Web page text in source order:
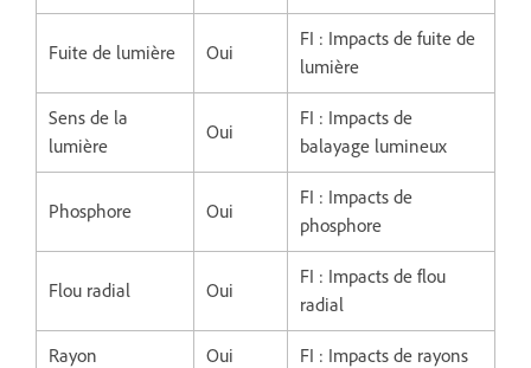
Fuite de lumière Oui
FI : Impacts de fuite de
lumière
Sens de la
lumière
Oui
FI : Impacts de
balayage lumineux
Phosphore Oui
FI : Impacts de
phosphore
Flou radial Oui
FI : Impacts de flou
radial
Rayon Oui FI : Impacts de rayons